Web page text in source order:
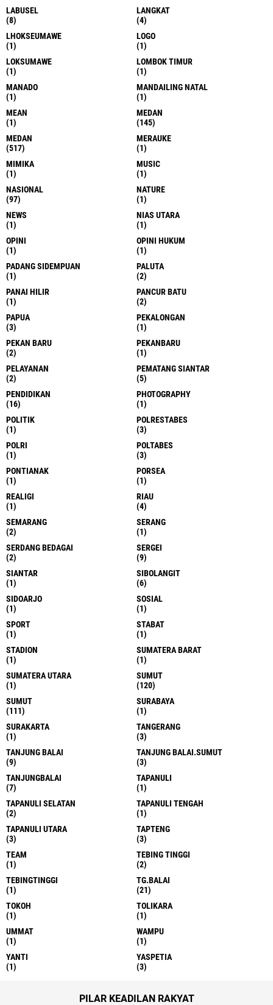
LABUSEL
(8)
LANGKAT
(4)
LHOKSEUMAWE
(1)
LOGO
(1)
LOKSUMAWE
(1)
LOMBOK TIMUR
(1)
MANADO
(1)
MANDAILING NATAL
(1)
MEAN
(1)
MEDAN
(145)
MEDAN
(517)
MERAUKE
(1)
MIMIKA
(1)
MUSIC
(1)
NASIONAL
(97)
NATURE
(1)
NEWS
(1)
NIAS UTARA
(1)
OPINI
(1)
OPINI HUKUM
(1)
PADANG SIDEMPUAN
(1)
PALUTA
(2)
PANAI HILIR
(1)
PANCUR BATU
(2)
PAPUA
(3)
PEKALONGAN
(1)
PEKAN BARU
(2)
PEKANBARU
(1)
PELAYANAN
(2)
PEMATANG SIANTAR
(5)
PENDIDIKAN
(16)
PHOTOGRAPHY
(1)
POLITIK
(1)
POLRESTABES
(3)
POLRI
(1)
POLTABES
(3)
PONTIANAK
(1)
PORSEA
(1)
REALIGI
(1)
RIAU
(4)
SEMARANG
(2)
SERANG
(1)
SERDANG BEDAGAI
(2)
SERGEI
(9)
SIANTAR
(1)
SIBOLANGIT
(6)
SIDOARJO
(1)
SOSIAL
(1)
SPORT
(1)
STABAT
(1)
STADION
(1)
SUMATERA BARAT
(1)
SUMATERA UTARA
(1)
SUMUT
(120)
SUMUT
(111)
SURABAYA
(1)
SURAKARTA
(1)
TANGERANG
(3)
TANJUNG BALAI
(9)
TANJUNG BALAI.SUMUT
(3)
TANJUNGBALAI
(7)
TAPANULI
(1)
TAPANULI SELATAN
(2)
TAPANULI TENGAH
(1)
TAPANULI UTARA
(3)
TAPTENG
(3)
TEAM
(1)
TEBING TINGGI
(2)
TEBINGTINGGI
(1)
TG.BALAI
(21)
TOKOH
(1)
TOLIKARA
(1)
UMMAT
(1)
WAMPU
(1)
YANTI
(1)
YASPETIA
(3)
PILAR KEADILAN RAKYAT